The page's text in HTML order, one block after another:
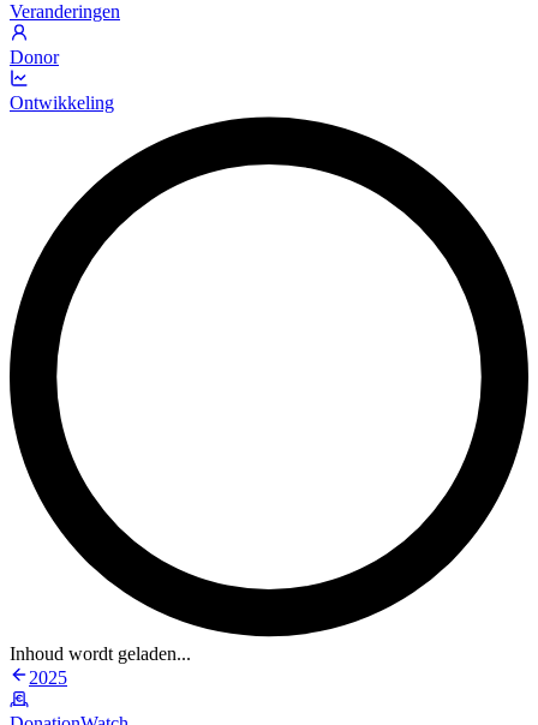
Veranderingen
Donor
Ontwikkeling
Inhoud wordt geladen...
2025